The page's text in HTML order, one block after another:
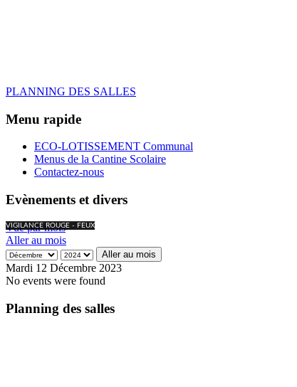
PLANNING DES SALLES
Menu rapide
ECO-LOTISSEMENT Communal
Menus de la Cantine Scolaire
Contactez-nous
Evènements et divers
VIGILANCE ROUGE - FEUX
Vue par mois
Aller au mois
Aller au mois
Mardi 12 Décembre 2023
No events were found
Planning des salles